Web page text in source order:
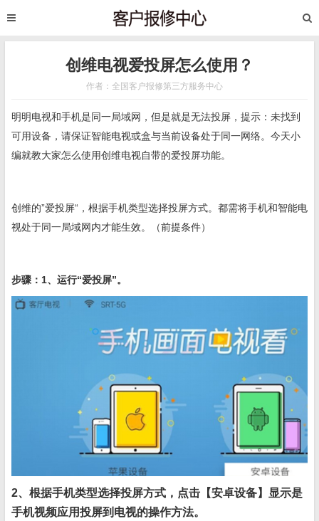
创维电视爱投屏怎么使用？
作者：全国客户报修第三方服务中心
明明电视和手机是同一局域网，但是就是无法投屏，提示：未找到
可用设备，请保证智能电视或盒与当前设备处于同一网络。今天小
编就教大家怎么使用创维电视自带的爱投屏功能。
创维的”爱投屏“，根据手机类型选择投屏方式。都需将手机和智能电
视处于同一局域网内才能生效。（前提条件）
步骤：1、运行“爱投屏”。
2、根据手机类型选择投屏方式，点击【安卓设备】显示是
手机视频应用投屏到电视的操作方法。